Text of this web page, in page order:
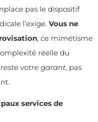
pas le dispositif
l’exige. Vous ne
, ce mimétisme
réelle du
votre garant, pas
services de